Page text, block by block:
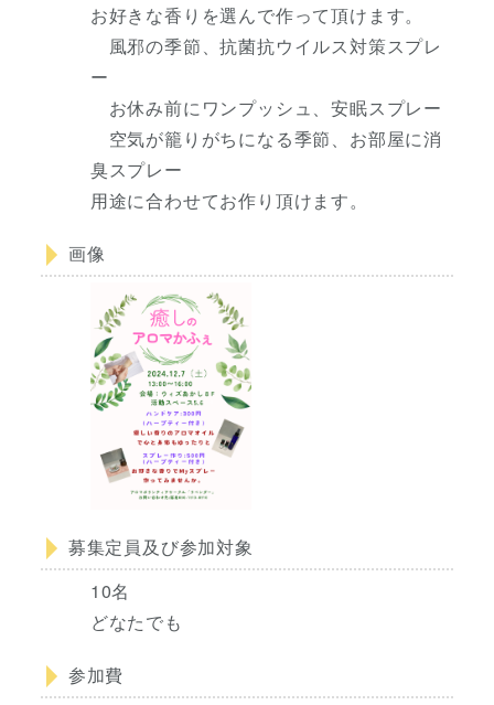
お好きな香りを選んで作って頂けます。
風邪の季節、抗菌抗ウイルス対策スプレ
ー
お休み前にワンプッシュ、安眠スプレー
空気が籠りがちになる季節、お部屋に消
臭スプレー
用途に合わせてお作り頂けます。
画像
募集定員及び参加対象
10名
どなたでも
参加費